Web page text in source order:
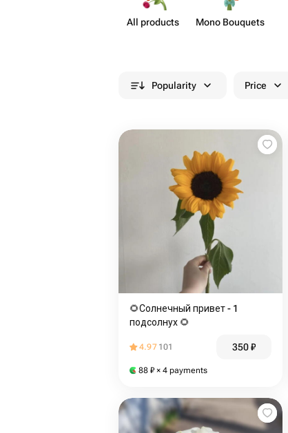
All products Mono Bouquets
Popularity Price
🌻Солнечный привет - 1
подсолнух 🌻
4.97 101 350₽
88 ₽ × 4 payments